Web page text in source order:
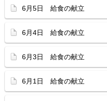
6月5日 給食の献立
6月4日 給食の献立
6月3日 給食の献立
6月1日 給食の献立